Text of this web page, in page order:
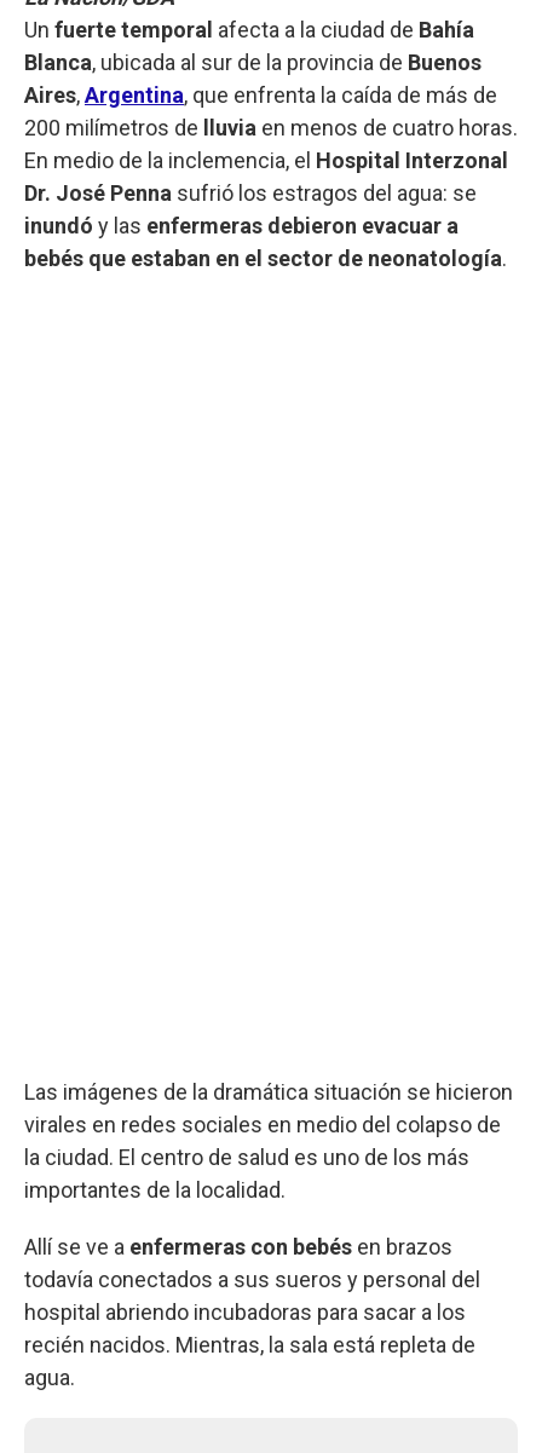
Un fuerte temporal afecta a la ciudad de Bahía
Blanca, ubicada al sur de la provincia de Buenos
Aires,Argentina, que enfrenta la caída de más de
200 milímetros de
lluvia en menos de cuatro horas.
En medio de la inclemencia, el Hospital Interzonal
Dr. José Penna sufrió los estragos del agua: se
inundó y las enfermeras debieron evacuar a
bebés que estaban en el sector de neonatología.
Las imágenes de la dramática situación se hicieron
virales en redes sociales en medio del colapso de
la ciudad. El centro de salud es uno de los más
importantes de la localidad.
Allí se ve a enfermeras con bebés en brazos
todavía conectados a sus sueros y personal del
hospital abriendo incubadoras para sacar a los
recién nacidos. Mientras, la sala está repleta de
agua.